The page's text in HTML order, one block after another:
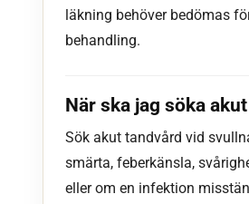
läkning behöver bedömas
behandling.
När ska jag söka
Sök akut tandvård vid
smärta, feberkänsla,
eller om en infektion